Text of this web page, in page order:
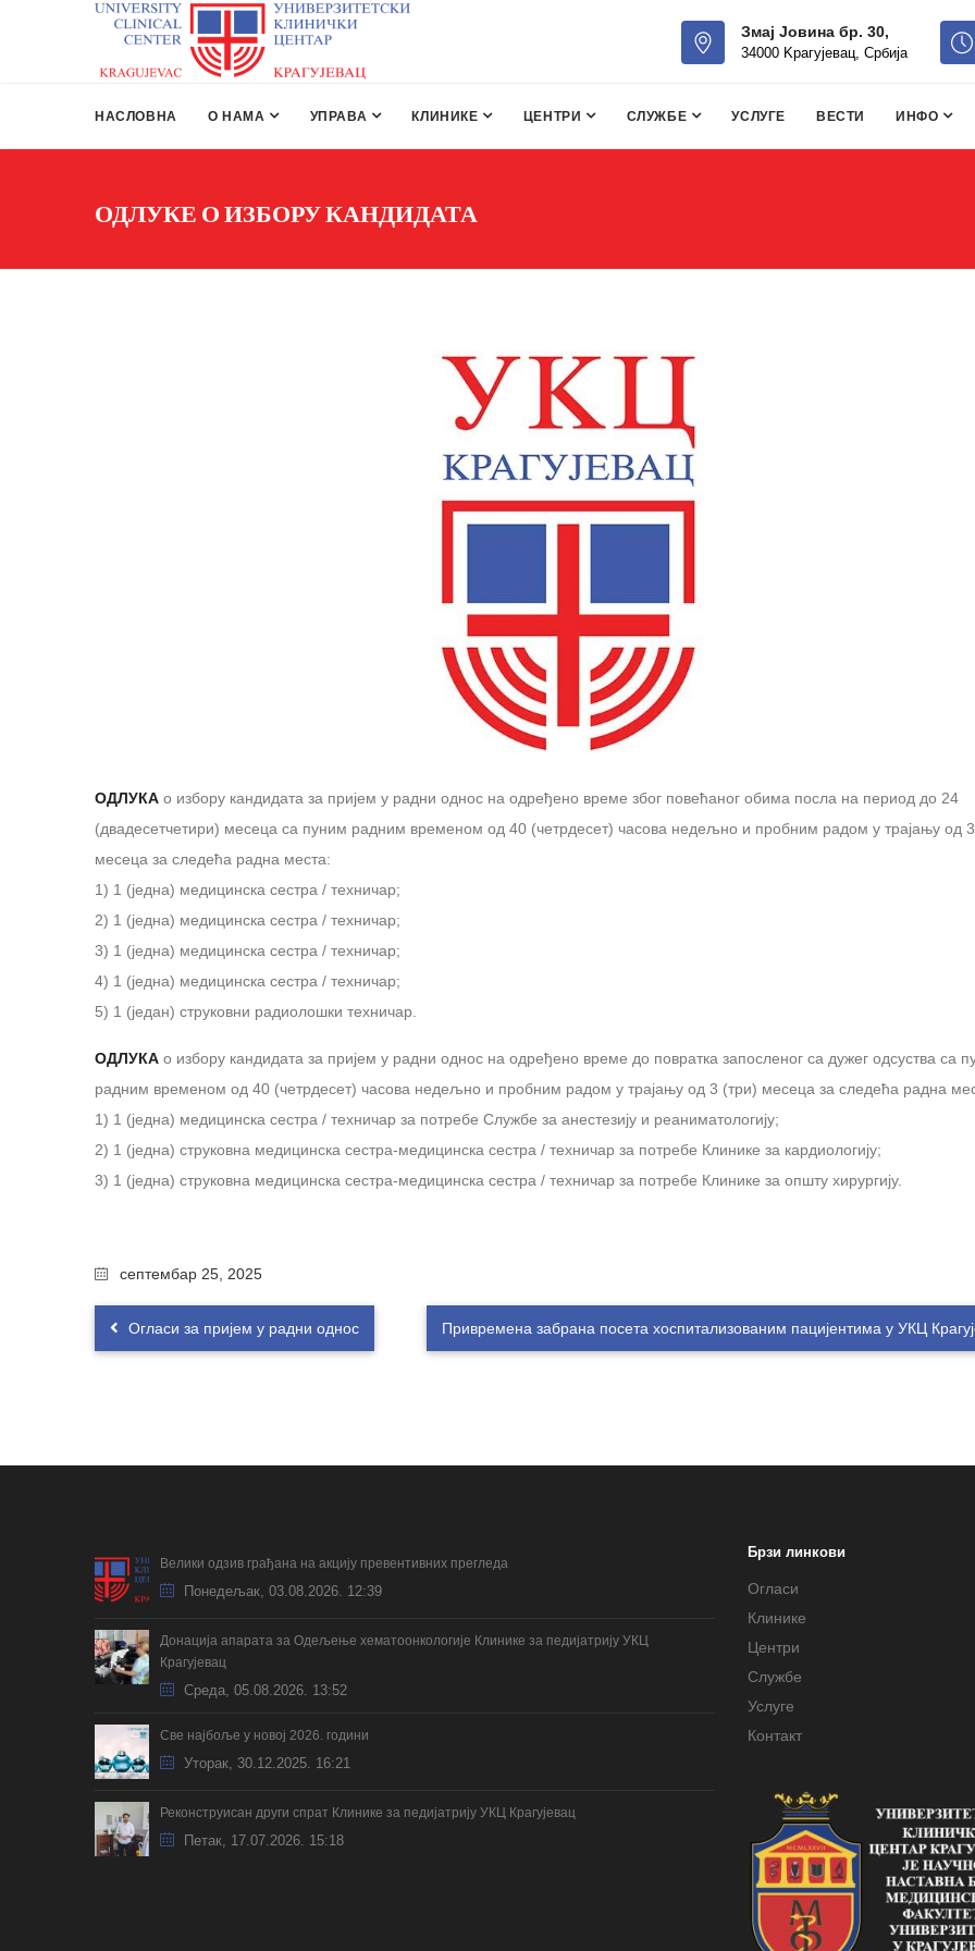
Змај Јовина бр. 30,
34000 Kрагујевац, Србија
НАСЛОВНА О НАМА УПРАВА КЛИНИКЕ ЦЕНТРИ СЛУЖБЕ УСЛУГЕ ВЕСТИ ИНФО
ОДЛУКЕ О ИЗБОРУ КАНДИДАТА
ОДЛУКА о избору кандидата за пријем у радни однос на одређено време због повећаног обима посла на период до 24
(двадесетчетири) месеца са пуним радним временом од 40 (четрдесет) часова недељно и пробним радом у трајању од
месеца за следећа радна места:
1) 1 (једна) медицинска сестра / техничар;
2) 1 (једна) медицинска сестра / техничар;
3) 1 (једна) медицинска сестра / техничар;
4) 1 (једна) медицинска сестра / техничар;
5) 1 (један) струковни радиолошки техничар.
ОДЛУКА о избору кандидата за пријем у радни однос на одређено време до повратка запосленог са дужег одсуства са
радним временом од 40 (четрдесет) часова недељно и пробним радом у трајању од 3 (три) месеца за следећа радна
1) 1 (једна) медицинска сестра / техничар за потребе Службе за анестезију и реаниматологију;
2) 1 (једна) струковна медицинска сестра-медицинска сестра / техничар за потребе Клинике за кардиологију;
3) 1 (једна) струковна медицинска сестра-медицинска сестра / техничар за потребе Клинике за општу хирургију.
септембар 25, 2025
Огласи за пријем у радни однос Привремена забрана посета хоспитализованим пацијентима у УКЦ
Велики одзив грађана на акцију превентивних прегледа
Понедељак, 03.08.2026. 12:39
Донација апарата за Одељење хематоонкологије Клинике за педијатрију УКЦ
Крагујевац
Cреда, 05.08.2026. 13:52
Све најбоље у новој 2026. години
Уторак, 30.12.2025. 16:21
Реконструисан други спрат Клинике за педијатрију УКЦ Крагујевац
Петак, 17.07.2026. 15:18
Брзи линкови
Огласи
Клинике
Центри
Службе
Услуге
Контакт